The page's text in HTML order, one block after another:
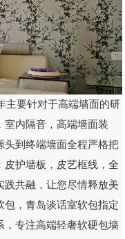
主要针对于高端墙面的研
室内隔音，高端墙面装
头到终端墙面全程严格把
皮护墙板，皮艺框线，全
践共融，让您尽情释放美
包，青岛谈话室软包指定
，专注高端轻奢软硬包墙